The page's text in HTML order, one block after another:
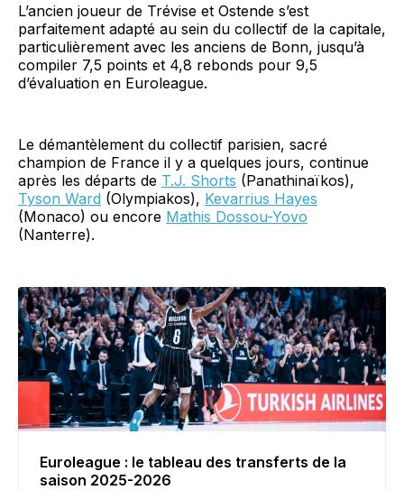
L’ancien joueur de Trévise et Ostende s’est
parfaitement adapté au sein du collectif de la capitale,
particulièrement avec les anciens de Bonn, jusqu’à
compiler 7,5 points et 4,8 rebonds pour 9,5
d’évaluation en Euroleague.
Le démantèlement du collectif parisien, sacré
champion de France il y a quelques jours, continue
après les départs de T.J. Shorts (Panathinaïkos),
Tyson Ward (Olympiakos), Kevarrius Hayes
(Monaco) ou encore Mathis Dossou-Yovo
(Nanterre).
Euroleague : le tableau des transferts de la
saison 2025-2026